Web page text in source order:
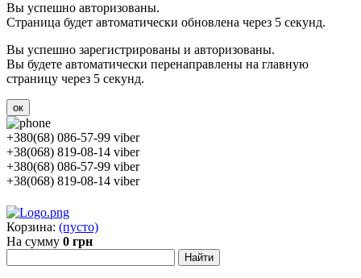
Вы успешно авторизованы.
Страница будет автоматически обновлена через 5 секунд.
Вы успешно зарегистрированы и авторизованы.
Вы будете автоматически перенаправлены на главную
страницу через 5 секунд.
ок
+380(68) 086-57-99 viber
+38(068) 819-08-14 viber
+380(68) 086-57-99 viber
+38(068) 819-08-14 viber
Корзина: (пусто)
На сумму 0 грн